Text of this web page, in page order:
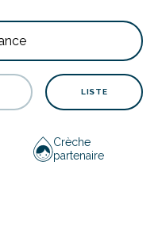
LISTE
Crèche
partenaire